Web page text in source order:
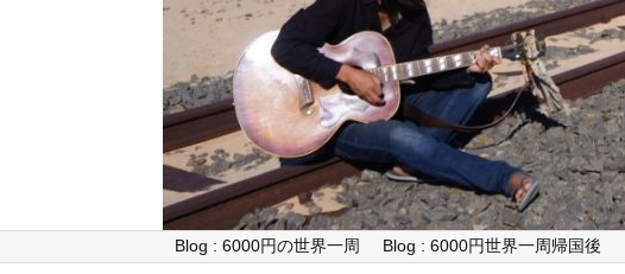
Blog : 6000円の世界一周 Blog : 6000円世界一周帰国後